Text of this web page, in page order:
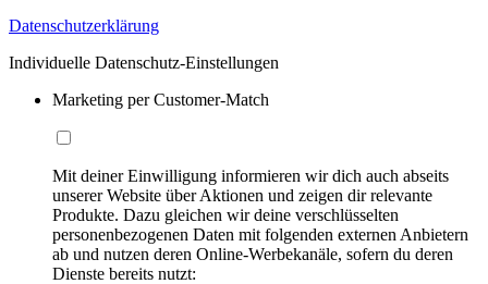
Datenschutzerklärung
Individuelle Datenschutz-Einstellungen
Marketing per Customer-Match
Mit deiner Einwilligung informieren wir dich auch abseits
unserer Website über Aktionen und zeigen dir relevante
Produkte. Dazu gleichen wir deine verschlüsselten
personenbezogenen Daten mit folgenden externen Anbietern
ab und nutzen deren Online-Werbekanäle, sofern du deren
Dienste bereits nutzt: